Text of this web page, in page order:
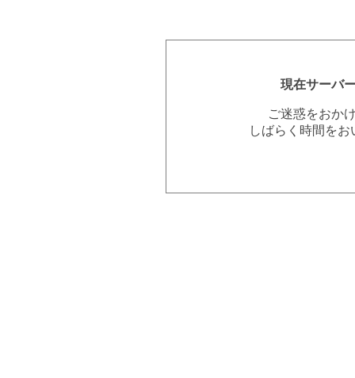
現在サーバ
ご迷惑をおか
しばらく時間を